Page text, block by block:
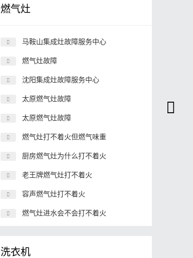
燃气灶
马鞍山集成灶故障服务中心
燃气灶故障
沈阳集成灶故障服务中心
太原燃气灶故障
太原燃气灶故障
燃气灶打不着火但燃气味重
厨房燃气灶为什么打不着火
老王牌燃气灶打不着火
容声燃气灶打不着火
燃气灶进水会不会打不着火
洗衣机